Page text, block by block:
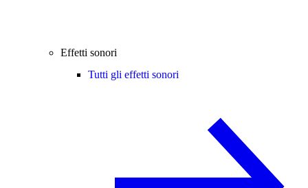
Effetti sonori
Tutti gli effetti sonori